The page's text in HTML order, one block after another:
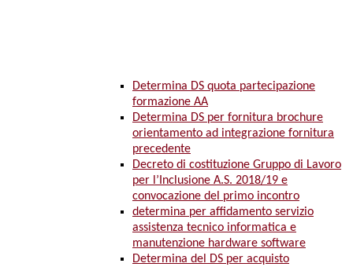
Determina DS quota partecipazione
formazione AA
Determina DS per fornitura brochure
orientamento ad integrazione fornitura
precedente
Decreto di costituzione Gruppo di Lavoro
per l’Inclusione A.S. 2018/19 e
convocazione del primo incontro
determina per affidamento servizio
assistenza tecnico informatica e
manutenzione hardware software
Determina del DS per acquisto